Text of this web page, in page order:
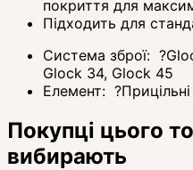
покриття для
Підходить для
Система зброї: ?
Glock 34, Glock 45
Елемент: ?
Покупці цього
вибирають